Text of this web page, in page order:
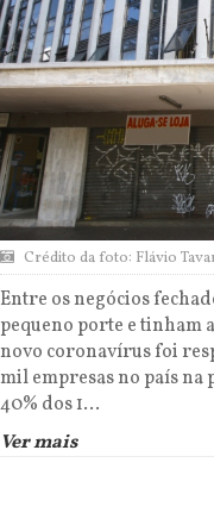
Crédito da foto: Flávio
Entre os negócios
pequeno porte e tinham
novo coronavírus foi
mil empresas no país
40% dos 1...
Ver mais